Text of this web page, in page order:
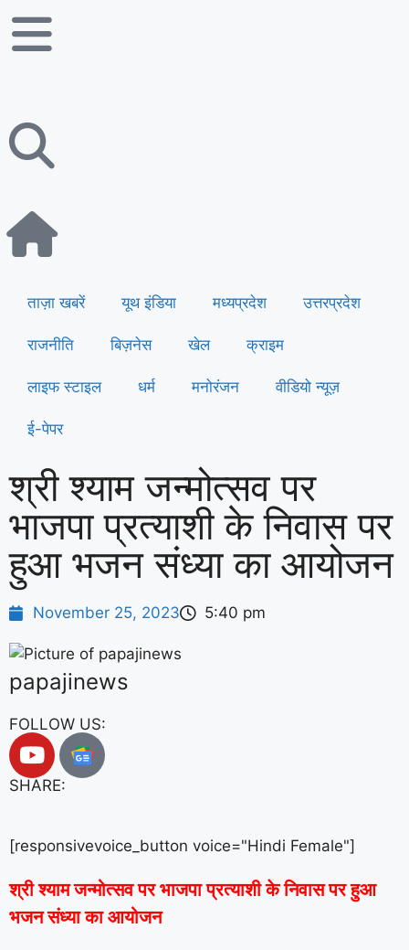
ताज़ा खबरें यूथ इंडिया मध्यप्रदेश उत्तरप्रदेश
राजनीति बिज़नेस खेल क्राइम
लाइफ स्टाइल धर्म मनोरंजन वीडियो न्यूज़
ई-पेपर
श्री श्याम जन्मोत्सव पर
भाजपा प्रत्याशी के निवास पर
हुआ भजन संध्या का आयोजन
November 25, 2023 5:40 pm
papajinews
FOLLOW US:
SHARE:
[responsivevoice_button voice="Hindi Female"]
श्री श्याम जन्मोत्सव पर भाजपा प्रत्याशी के निवास पर हुआ
भजन संध्या का आयोजन